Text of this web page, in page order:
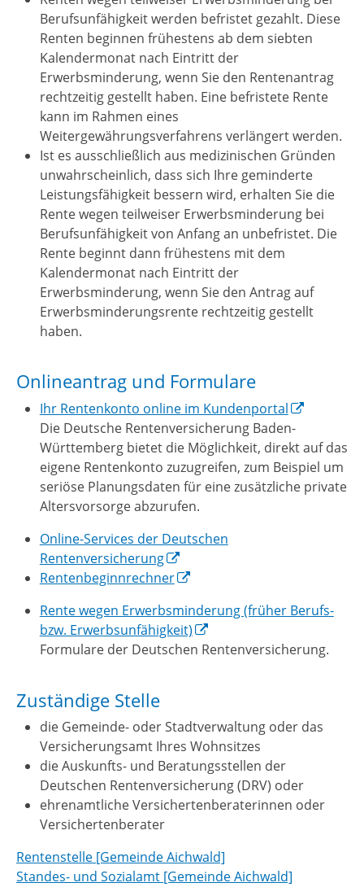
Berufsunfähigkeit werden befristet gezahlt. Diese
Renten beginnen frühestens ab dem siebten
Kalendermonat nach Eintritt der
Erwerbsminderung, wenn Sie den Rentenantrag
rechtzeitig gestellt haben. Eine befristete Rente
kann im Rahmen eines
Weitergewährungsverfahrens verlängert werden.
Ist es ausschließlich aus medizinischen Gründen
unwahrscheinlich, dass sich Ihre geminderte
Leistungsfähigkeit bessern wird, erhalten Sie die
Rente wegen teilweiser Erwerbsminderung bei
Berufsunfähigkeit von Anfang an unbefristet. Die
Rente beginnt dann frühestens mit dem
Kalendermonat nach Eintritt der
Erwerbsminderung, wenn Sie den Antrag auf
Erwerbsminderungsrente rechtzeitig gestellt
haben.
Onlineantrag und Formulare
Ihr Rentenkonto online im Kundenportal
Die Deutsche Rentenversicherung Baden-
Württemberg bietet die Möglichkeit, direkt auf das
eigene Rentenkonto zuzugreifen, zum Beispiel um
seriöse Planungsdaten für eine zusätzliche private
Altersvorsorge abzurufen.
Online-Services der Deutschen
Rentenversicherung
Rentenbeginnrechner
Rente wegen Erwerbsminderung (früher Berufs-
bzw. Erwerbsunfähigkeit)
Formulare der Deutschen Rentenversicherung.
Zuständige Stelle
die Gemeinde- oder Stadtverwaltung oder das
Versicherungsamt Ihres Wohnsitzes
die Auskunfts- und Beratungsstellen der
Deutschen Rentenversicherung (DRV) oder
ehrenamtliche Versichertenberaterinnen oder
Versichertenberater
Rentenstelle [Gemeinde Aichwald]
Standes- und Sozialamt [Gemeinde Aichwald]